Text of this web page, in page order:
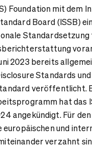
Foundation mit dem
Board (ISSB)
Standardsetzung
2023 bereits
Standards
veröffentlicht.
hat das
angekündigt. Für den
europäischen und
verzahnt